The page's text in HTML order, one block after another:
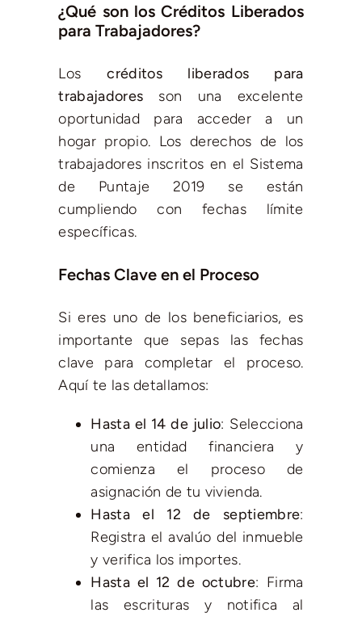
¿Qué son los Créditos Liberados
para Trabajadores?
Loscréditos liberados para
trabajadores son una excelente
oportunidad para acceder a un
hogar propio. Los derechos de los
trabajadores inscritos en el Sistema
de Puntaje 2019 se están
cumpliendo con fechas límite
específicas.
Fechas Clave en el Proceso
Si eres uno de los beneficiarios, es
importante que sepas las fechas
clave para completar el proceso.
Aquí te las detallamos:
Hasta el 14 de julio: Selecciona
una entidad financiera y
comienza el proceso de
asignación de tu vivienda.
Hasta el 12 de septiembre:
Registra el avalúo del inmueble
y verifica los importes.
Hasta el 12 de octubre: Firma
las escrituras y notifica al